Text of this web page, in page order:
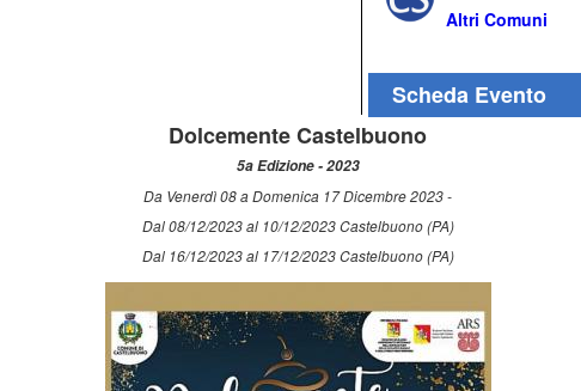
Altri Comuni
Scheda Evento
Dolcemente Castelbuono
5a Edizione - 2023
Da Venerdì 08 a Domenica 17 Dicembre 2023 -
Dal 08/12/2023 al 10/12/2023 Castelbuono (PA)
Dal 16/12/2023 al 17/12/2023 Castelbuono (PA)